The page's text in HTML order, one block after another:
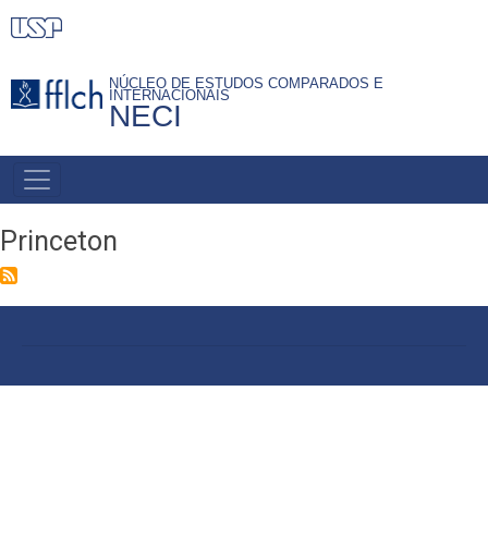
Pular
conteúdo
NÚCLEO DE ESTUDOS COMPARADOS E
INTERNACIONAIS
NECI
PRIMARY
LINKS
Princeton